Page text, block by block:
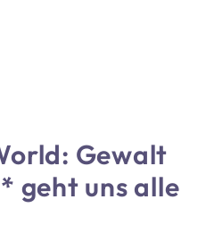
Gewalt
geht uns alle